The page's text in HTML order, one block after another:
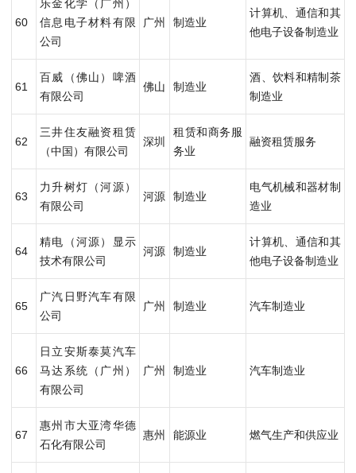
60
乐金化学（广州）
信息电子材料有限
公司
广州 制造业
计算机、通信和其
他电子设备制造业
61
百威（佛山）啤酒
有限公司
佛山 制造业
酒、饮料和精制茶
制造业
62
三井住友融资租赁
（中国）有限公司
深圳
租赁和商务服
务业
融资租赁服务
63
力升树灯（河源）
有限公司
河源 制造业
电气机械和器材制
造业
64
精电（河源）显示
技术有限公司
河源 制造业
计算机、通信和其
他电子设备制造业
65
广汽日野汽车有限
公司
广州 制造业 汽车制造业
66
日立安斯泰莫汽车
马达系统（广州）
有限公司
广州 制造业 汽车制造业
67
惠州市大亚湾华德
石化有限公司
惠州 能源业 燃气生产和供应业